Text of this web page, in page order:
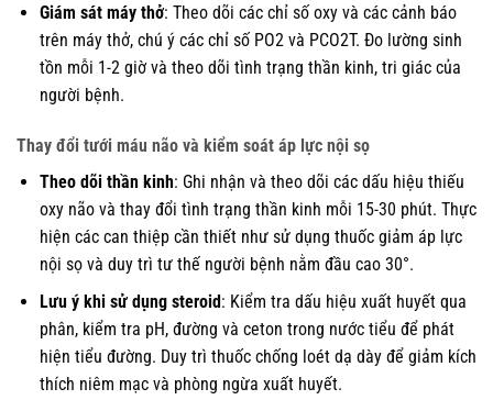
Giám sát máy thở: Theo dõi các chỉ số oxy và các cảnh báo
trên máy thở, chú ý các chỉ số PO2 và PCO2T. Đo lường sinh
tồn mỗi 1-2 giờ và theo dõi tình trạng thần kinh, tri giác của
người bệnh.
Thay đổi tưới máu não và kiểm soát áp lực nội sọ
Theo dõi thần kinh: Ghi nhận và theo dõi các dấu hiệu thiếu
oxy não và thay đổi tình trạng thần kinh mỗi 15-30 phút. Thực
hiện các can thiệp cần thiết như sử dụng thuốc giảm áp lực
nội sọ và duy trì tư thế người bệnh nằm đầu cao 30°.
Lưu ý khi sử dụng steroid : Kiểm tra dấu hiệu xuất huyết qua
phân, kiểm tra pH, đường và ceton trong nước tiểu để phát
hiện tiểu đường. Duy trì thuốc chống loét dạ dày để giảm kích
thích niêm mạc và phòng ngừa xuất huyết.